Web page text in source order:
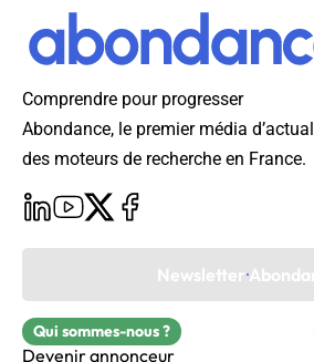
Comprendre pour progresser
Abondance, le premier média
des moteurs de recherche en France.
Newsletter
Qui sommes-nous ?
Devenir annonceur